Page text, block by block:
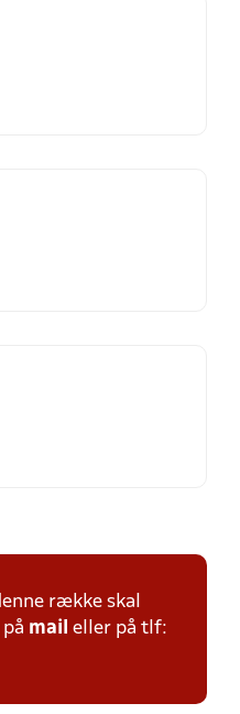
række skal
mail eller på tlf: